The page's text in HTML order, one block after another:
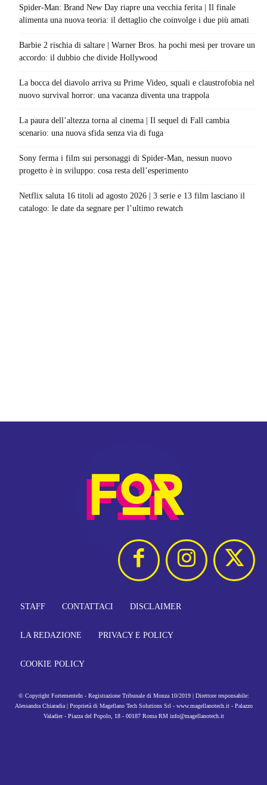
Spider-Man: Brand New Day riapre una vecchia ferita | Il finale
alimenta una nuova teoria: il dettaglio che coinvolge i due più amati
Barbie 2 rischia di saltare | Warner Bros. ha pochi mesi per trovare un
accordo: il dubbio che divide Hollywood
La bocca del diavolo arriva su Prime Video, squali e claustrofobia nel
nuovo survival horror: una vacanza diventa una trappola
La paura dell’altezza torna al cinema | Il sequel di Fall cambia
scenario: una nuova sfida senza via di fuga
Sony ferma i film sui personaggi di Spider-Man, nessun nuovo
progetto è in sviluppo: cosa resta dell’esperimento
Netflix saluta 16 titoli ad agosto 2026 | 3 serie e 13 film lasciano il
catalogo: le date da segnare per l’ultimo rewatch
STAFF CONTATTACI DISCLAIMER
LA REDAZIONE PRIVACY E POLICY
COOKIE POLICY
© Copyright FortementeIn - Registrazione Tribunale di Monza 10/2019 | Direttore responsabile:
Alessandra Chiaradia | Proprietà di Magellano Tech Solutions Srl - www.magellanotech.it - Palazzo
Valadier - Piazza del Popolo, 18 - 00187 Roma RM info@magellanotech.it